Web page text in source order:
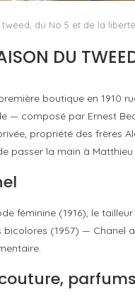
du No 5 et de la
DU
boutique en 1910
— composé par Ernest
propriété des frères
passer la main à Matthieu
féminine (1916), le
bicolores (1957) —